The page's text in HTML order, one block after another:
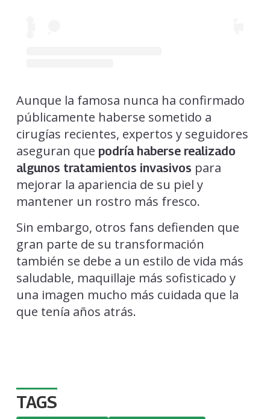
Aunque la famosa nunca ha confirmado
públicamente haberse sometido a
cirugías recientes, expertos y seguidores
aseguran que podría haberse realizado
algunos tratamientos invasivos para
mejorar la apariencia de su piel y
mantener un rostro más fresco.
Sin embargo, otros fans defienden que
gran parte de su transformación
también se debe a un estilo de vida más
saludable, maquillaje más sofisticado y
una imagen mucho más cuidada que la
que tenía años atrás.
TAGS